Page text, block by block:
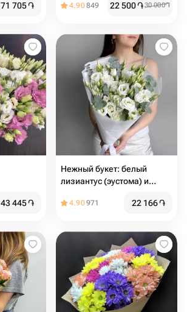
71 705֏ 4.90849 22 500֏30 000֏
43 445֏
Нежный букет: белый
лизиантус (эустома) и
4.90971 22 166֏